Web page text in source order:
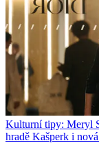
Kulturní tipy: Meryl
hradě Kašperk i